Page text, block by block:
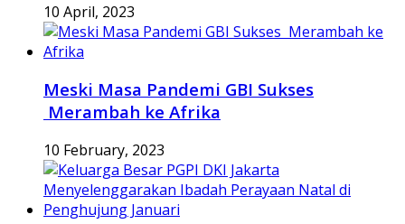
10 April, 2023
Meski Masa Pandemi GBI Sukses
Merambah ke Afrika
10 February, 2023